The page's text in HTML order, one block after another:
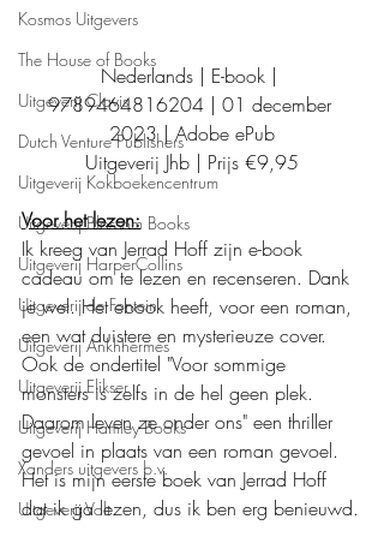
Kosmos Uitgevers
The House of Books
Uitgeverij Clavis
Dutch Venture Publishers
Uitgeverij Kokboekencentrum
Uitgeverij Blossom Books
Uitgeverij HarperCollins
Uitgeverij de Fontein
Uitgeverij Ankhhermes
Uitgeverij Elikser
Uitgeverij Hamley Books
Xanders uitgevers b.v.
Uitgeverij Volt
Nederlands | E-book |
9789464816204 | 01 december
2023 | Adobe ePub
Uitgeverij Jhb | Prijs €9,95
Voor het lezen:
Ik kreeg van Jerrad Hoff zijn e-book
cadeau om te lezen en recenseren. Dank
je wel. Het ebook heeft, voor een roman,
een wat duistere en mysterieuze cover.
Ook de ondertitel "Voor sommige
monsters is zelfs in de hel geen plek.
Daarom leven ze onder ons" een thriller
gevoel in plaats van een roman gevoel.
Het is mijn eerste boek van Jerrad Hoff
dat ik ga lezen, dus ik ben erg benieuwd.